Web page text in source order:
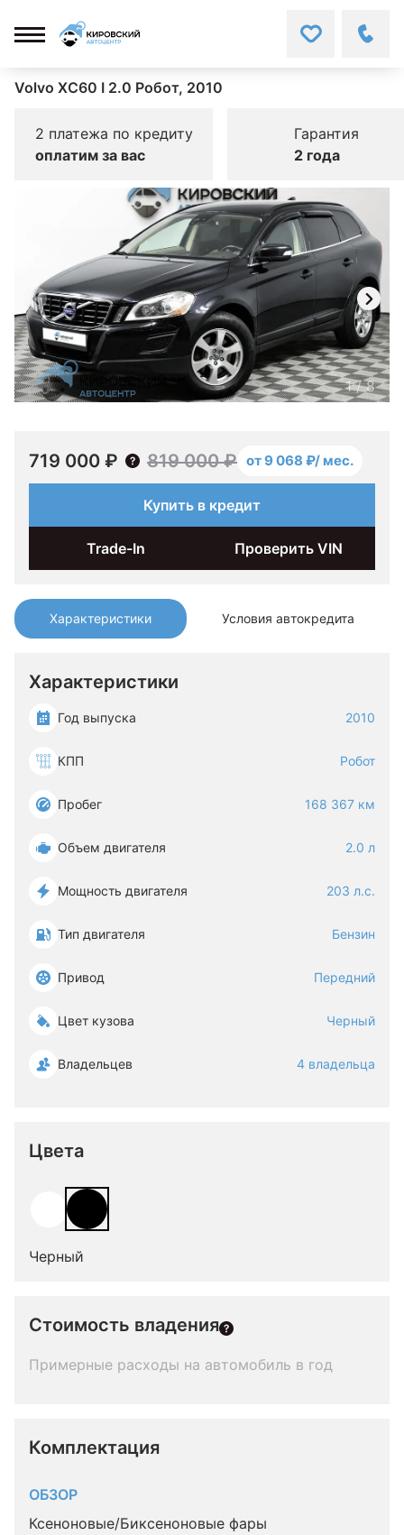
Volvo XC60 I 2.0 Робот, 2010
2 платежа по кредиту
оплатим за вас
Гарантия
2 года
Характеристики Условия автокредита
Характеристики
Год выпуска 2010
КПП Робот
Пробег 168 367 км
Объем двигателя 2.0 л
Мощность двигателя 203 л.с.
Тип двигателя Бензин
Привод Передний
Цвет кузова Черный
Владельцев 4 владельца
Цвета
Черный
Стоимость владения
Примерные расходы на автомобиль в год
Комплектация
ОБЗОР
Ксеноновые/Биксеноновые фары
1/8
719 000 ₽ 819 000 ₽ от 9 068 ₽/ мес.
Купить в кредит
Trade-In Проверить VIN